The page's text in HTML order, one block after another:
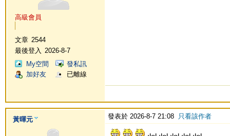
高級會員
文章 2544
最後登入
2026-8-7
My空間
發私訊
加好友
已離線
黃暉元 發表於 2026-8-7 21:08 只看該作者